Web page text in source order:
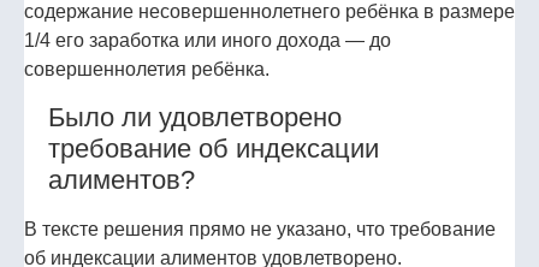
содержание несовершеннолетнего ребёнка в размере
1/4 его заработка или иного дохода — до
совершеннолетия ребёнка.
Было ли удовлетворено
требование об индексации
алиментов?
В тексте решения прямо не указано, что требование
об индексации алиментов удовлетворено.